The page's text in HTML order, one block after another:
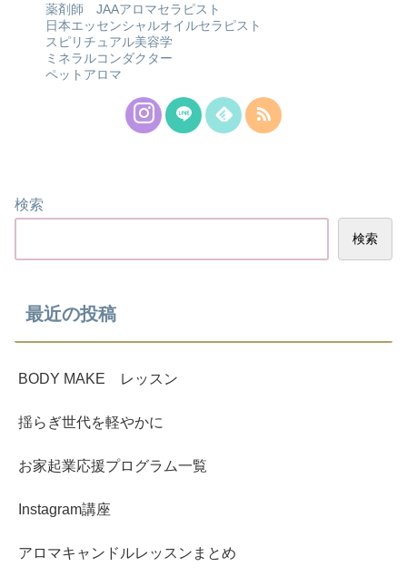
薬剤師 JAAアロマセラピスト
日本エッセンシャルオイルセラピスト
スピリチュアル美容学
ミネラルコンダクター
ペットアロマ
検索
検索
最近の投稿
BODY MAKE レッスン
揺らぎ世代を軽やかに
お家起業応援プログラム一覧
Instagram講座
アロマキャンドルレッスンまとめ